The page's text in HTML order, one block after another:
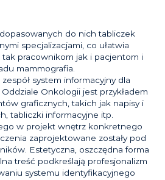
do nich tabliczek
specjalizacjami, co ułatwia
pracownikom jak i pacjentom i
mammografia.
system informacyjny dla
Onkologii jest przykładem
graficznych, takich jak napisy i
tabliczki informacyjne itp.
w projekt wnętrz konkretnego
zaprojektowane zostały pod
Estetyczna, oszczędna forma
treść podkreślają profesjonalizm
systemu identyfikacyjnego